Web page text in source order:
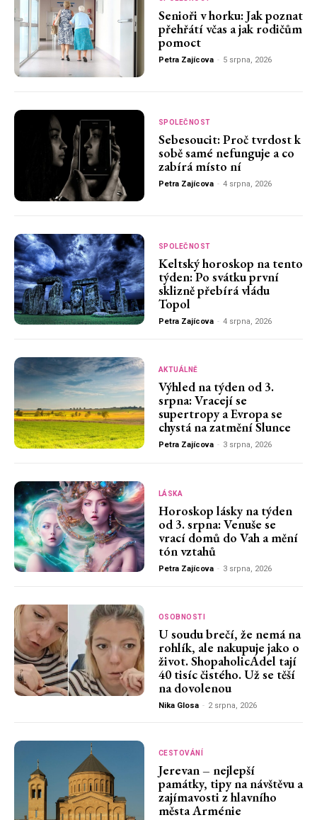
Senioři v horku: Jak poznat
přehřátí včas a jak rodičům
pomoct
Petra Zajícova - 5 srpna, 2026
SPOLEČNOST
Sebesoucit: Proč tvrdost k
sobě samé nefunguje a co
zabírá místo ní
Petra Zajícova - 4 srpna, 2026
SPOLEČNOST
Keltský horoskop na tento
týden: Po svátku první
sklizně přebírá vládu
Topol
Petra Zajícova - 4 srpna, 2026
AKTUÁLNĚ
Výhled na týden od 3.
srpna: Vracejí se
supertropy a Evropa se
chystá na zatmění Slunce
Petra Zajícova - 3 srpna, 2026
LÁSKA
Horoskop lásky na týden
od 3. srpna: Venuše se
vrací domů do Vah a mění
tón vztahů
Petra Zajícova - 3 srpna, 2026
OSOBNOSTI
U soudu brečí, že nemá na
rohlík, ale nakupuje jako o
život. ShopaholicAdel tají
40 tisíc čistého. Už se těší
na dovolenou
Nika Glosa - 2 srpna, 2026
CESTOVÁNÍ
Jerevan – nejlepší
památky, tipy na návštěvu a
zajímavosti z hlavního
města Arménie